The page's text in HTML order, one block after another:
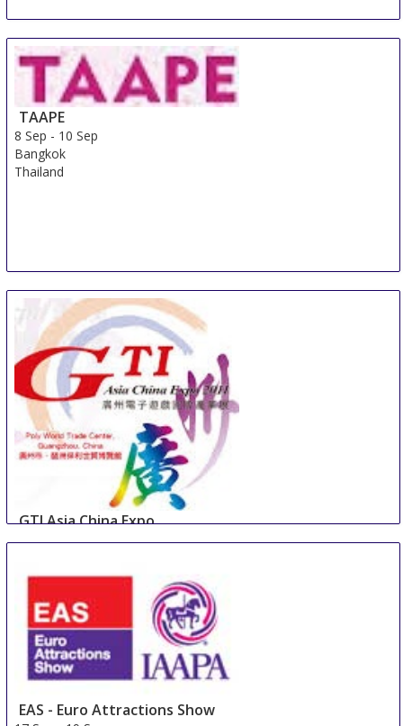
TAAPE
8 Sep - 10 Sep
Bangkok
Thailand
GTI Asia China Expo
10 Sep-12 Sep
China
EAS - Euro Attractions Show